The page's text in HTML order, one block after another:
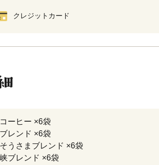
クレジットカード
ーヒー ×6袋
レンド ×6袋
うさまブレンド ×6袋
ブレンド ×6袋